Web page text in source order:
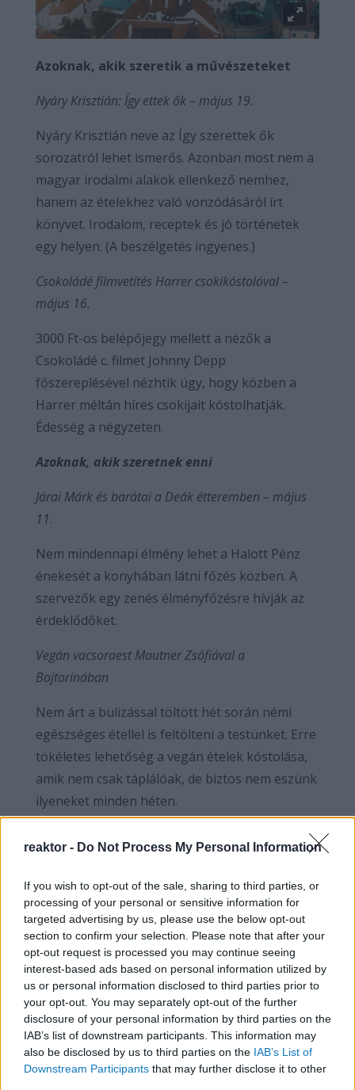
reaktor - Do Not Process My Personal Information
If you wish to opt-out of the sale, sharing to third parties, or
processing of your personal or sensitive information for
targeted advertising by us, please use the below opt-out
section to confirm your selection. Please note that after your
opt-out request is processed you may continue seeing
interest-based ads based on personal information utilized by
us or personal information disclosed to third parties prior to
your opt-out. You may separately opt-out of the further
disclosure of your personal information by third parties on the
IAB’s list of downstream participants. This information may
also be disclosed by us to third parties on the IAB’s List of
Downstream Participants that may further disclose it to other
Azoknak, akik szeretik a művészeteket
Nyáry Krisztián: Így ettek ők – május 19.
Nyáry Krisztián neve az Így szerettek ők
sorozatról lehet ismerős. Azonban most nem a
magyar irodalmi alakok ellenkező nemhez,
hanem az ételekhez való vonzódásáról írt
könyvet. Irodalom, receptek és jó történetek
egy helyen. (A beszélgetés ingyenes.)
Csokoládé filmvetítés Harrer csokikóstolóval –
május 16.
3000 Ft-os belépőjegy mellett a nézők a
Csokoládé c. filmet Johnny Depp
főszereplésével nézhtik úgy, hogy közben a
Harrer méltán híres csokijait kóstolhatják.
Édesség a négyzeten.
Azoknak, akik szeretnek enni
Járai Márk és barátai a Deák étteremben – május
11.
Nem mindennapi élmény lehet a Halott Pénz
énekesét a konyhában látni főzés közben. A
szervezők egy zenés élményfőzésre hívják az
érdeklődőket.
Vegán vacsoraest Mautner Zsófiával a
Bojtorinában
Nem árt a bulizással töltött hét során némi
egészséges étellel is feltölteni a testünket. Erre
tökéletes lehetőség a vegán ételek kóstolása,
amik nem csak táplálóak, de biztos nem eszünk
ilyeneket minden héten.
Pincetúra – május 18.
Ha már Sopronra azt mondják, hogy a